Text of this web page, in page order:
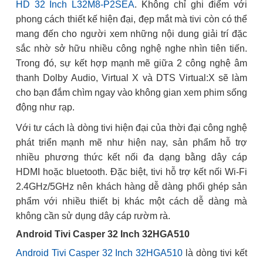
HD 32 Inch L32M8-P2SEA. Không chỉ ghi điểm với
phong cách thiết kế hiện đại, đẹp mắt mà tivi còn có thể
mang đến cho người xem những nội dung giải trí đặc
sắc nhờ sở hữu nhiều công nghệ nghe nhìn tiên tiến.
Trong đó, sự kết hợp mạnh mẽ giữa 2 công nghệ âm
thanh Dolby Audio, Virtual X và DTS Virtual:X sẽ làm
cho bạn đắm chìm ngay vào không gian xem phim sống
động như rạp.
Với tư cách là dòng tivi hiện đại của thời đại công nghệ
phát triển mạnh mẽ như hiện nay, sản phẩm hỗ trợ
nhiều phương thức kết nối đa dạng bằng dây cáp
HDMI hoặc bluetooth. Đặc biệt, tivi hỗ trợ kết nối Wi-Fi
2.4GHz/5GHz nên khách hàng dễ dàng phối ghép sản
phẩm với nhiều thiết bị khác một cách dễ dàng mà
không cần sử dụng dây cáp rườm rà.
Android Tivi Casper 32 Inch 32HGA510
Android Tivi Casper 32 Inch 32HGA510 là dòng tivi kết